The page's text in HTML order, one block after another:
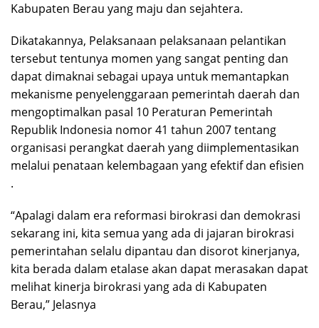
Kabupaten Berau yang maju dan sejahtera.
Dikatakannya, Pelaksanaan pelaksanaan pelantikan
tersebut tentunya momen yang sangat penting dan
dapat dimaknai sebagai upaya untuk memantapkan
mekanisme penyelenggaraan pemerintah daerah dan
mengoptimalkan pasal 10 Peraturan Pemerintah
Republik Indonesia nomor 41 tahun 2007 tentang
organisasi perangkat daerah yang diimplementasikan
melalui penataan kelembagaan yang efektif dan efisien
.
“Apalagi dalam era reformasi birokrasi dan demokrasi
sekarang ini, kita semua yang ada di jajaran birokrasi
pemerintahan selalu dipantau dan disorot kinerjanya,
kita berada dalam etalase akan dapat merasakan dapat
melihat kinerja birokrasi yang ada di Kabupaten
Berau,” Jelasnya